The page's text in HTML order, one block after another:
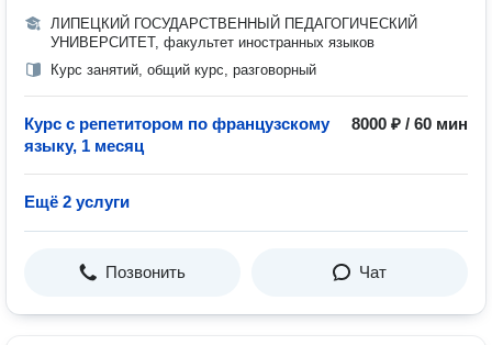
ЛИПЕЦКИЙ ГОСУДАРСТВЕННЫЙ ПЕДАГОГИЧЕСКИЙ
УНИВЕРСИТЕТ, факультет иностранных языков
Курс занятий, общий курс, разговорный
Курс с репетитором по французскому
языку, 1 месяц
8000 ₽ / 60 мин
Ещё 2 услуги
Позвонить Чат